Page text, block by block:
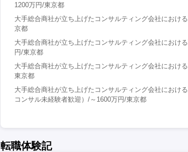
1200万円/東京都
大手総合商社が立ち上げたコンサルティング会社におけ
京都
大手総合商社が立ち上げたコンサルティング会社におけ
円/東京都
大手総合商社が立ち上げたコンサルティング会社におけ
東京都
大手総合商社が立ち上げたコンサルティング会社におけ
コンサル未経験者歓迎）/～1600万円/東京都
転職体験記